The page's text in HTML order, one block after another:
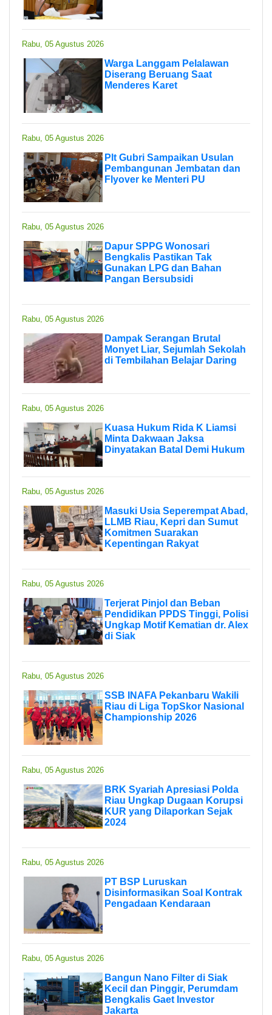
Rabu, 05 Agustus 2026
Warga Langgam Pelalawan
Diserang Beruang Saat
Menderes Karet
Rabu, 05 Agustus 2026
Plt Gubri Sampaikan Usulan
Pembangunan Jembatan dan
Flyover ke Menteri PU
Rabu, 05 Agustus 2026
Dapur SPPG Wonosari
Bengkalis Pastikan Tak
Gunakan LPG dan Bahan
Pangan Bersubsidi
Rabu, 05 Agustus 2026
Dampak Serangan Brutal
Monyet Liar, Sejumlah Sekolah
di Tembilahan Belajar Daring
Rabu, 05 Agustus 2026
Kuasa Hukum Rida K Liamsi
Minta Dakwaan Jaksa
Dinyatakan Batal Demi Hukum
Rabu, 05 Agustus 2026
Masuki Usia Seperempat Abad,
LLMB Riau, Kepri dan Sumut
Komitmen Suarakan
Kepentingan Rakyat
Rabu, 05 Agustus 2026
Terjerat Pinjol dan Beban
Pendidikan PPDS Tinggi, Polisi
Ungkap Motif Kematian dr. Alex
di Siak
Rabu, 05 Agustus 2026
SSB INAFA Pekanbaru Wakili
Riau di Liga TopSkor Nasional
Championship 2026
Rabu, 05 Agustus 2026
BRK Syariah Apresiasi Polda
Riau Ungkap Dugaan Korupsi
KUR yang Dilaporkan Sejak
2024
Rabu, 05 Agustus 2026
PT BSP Luruskan
Disinformasikan Soal Kontrak
Pengadaan Kendaraan
Rabu, 05 Agustus 2026
Bangun Nano Filter di Siak
Kecil dan Pinggir, Perumdam
Bengkalis Gaet Investor
Jakarta